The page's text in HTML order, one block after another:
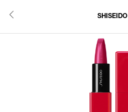
SHISEIDO